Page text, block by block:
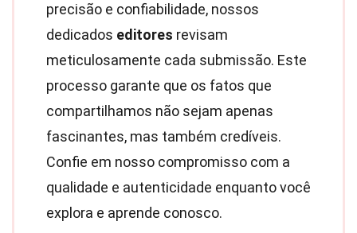
precisão e confiabilidade, nossos
dedicados editores revisam
meticulosamente cada submissão. Este
processo garante que os fatos que
compartilhamos não sejam apenas
fascinantes, mas também credíveis.
Confie em nosso compromisso com a
qualidade e autenticidade enquanto você
explora e aprende conosco.